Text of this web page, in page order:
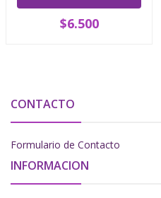
$6.500
CONTACTO
Formulario de Contacto
INFORMACION